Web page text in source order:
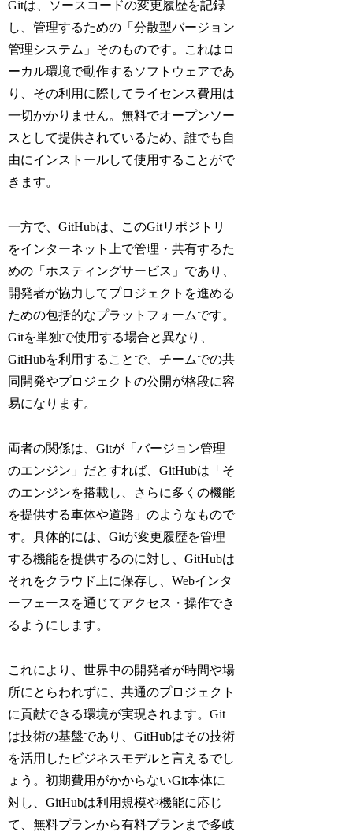
Gitは、ソースコードの変更履歴を記録
し、管理するための「分散型バージョン
管理システム」そのものです。これはロ
ーカル環境で動作するソフトウェアであ
り、その利用に際してライセンス費用は
一切かかりません。無料でオープンソー
スとして提供されているため、誰でも自
由にインストールして使用することがで
きます。
一方で、GitHubは、このGitリポジトリ
をインターネット上で管理・共有するた
めの「ホスティングサービス」であり、
開発者が協力してプロジェクトを進める
ための包括的なプラットフォームです。
Gitを単独で使用する場合と異なり、
GitHubを利用することで、チームでの共
同開発やプロジェクトの公開が格段に容
易になります。
両者の関係は、Gitが「バージョン管理
のエンジン」だとすれば、GitHubは「そ
のエンジンを搭載し、さらに多くの機能
を提供する車体や道路」のようなもので
す。具体的には、Gitが変更履歴を管理
する機能を提供するのに対し、GitHubは
それをクラウド上に保存し、Webインタ
ーフェースを通じてアクセス・操作でき
るようにします。
これにより、世界中の開発者が時間や場
所にとらわれずに、共通のプロジェクト
に貢献できる環境が実現されます。Git
は技術の基盤であり、GitHubはその技術
を活用したビジネスモデルと言えるでし
ょう。初期費用がかからないGit本体に
対し、GitHubは利用規模や機能に応じ
て、無料プランから有料プランまで多岐